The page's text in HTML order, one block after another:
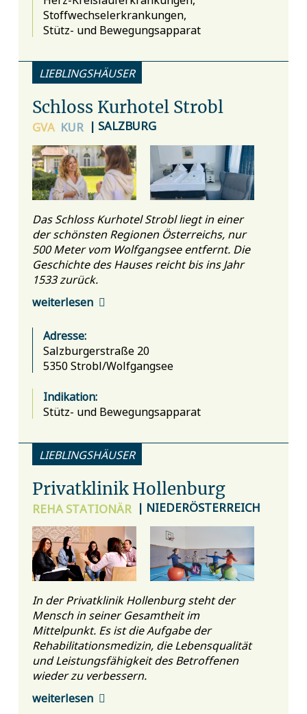
Stoffwechselerkrankungen,
Stütz- und Bewegungsapparat
LIEBLINGSHÄUSER
Schloss Kurhotel Strobl
GVA KUR | SALZBURG
Das Schloss Kurhotel Strobl liegt in einer
der schönsten Regionen Österreichs, nur
500 Meter vom Wolfgangsee entfernt. Die
Geschichte des Hauses reicht bis ins Jahr
1533 zurück.
weiterlesen
Adresse:
Salzburgerstraße 20
5350 Strobl/Wolfgangsee
Indikation:
Stütz- und Bewegungsapparat
LIEBLINGSHÄUSER
Privatklinik Hollenburg
REHA STATIONÄR | NIEDERÖSTERREICH
In der Privatklinik Hollenburg steht der
Mensch in seiner Gesamtheit im
Mittelpunkt. Es ist die Aufgabe der
Rehabilitationsmedizin, die Lebensqualität
und Leistungsfähigkeit des Betroffenen
wieder zu verbessern.
weiterlesen